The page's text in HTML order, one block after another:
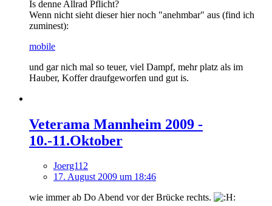
Is denne Allrad Pflicht?
Wenn nicht sieht dieser hier noch "anehmbar" aus (find ich
zuminest):
mobile
und gar nich mal so teuer, viel Dampf, mehr platz als im
Hauber, Koffer draufgeworfen und gut is.
Veterama Mannheim 2009 -
10.-11.Oktober
Joerg112
17. August 2009 um 18:46
wie immer ab Do Abend vor der Brücke rechts.